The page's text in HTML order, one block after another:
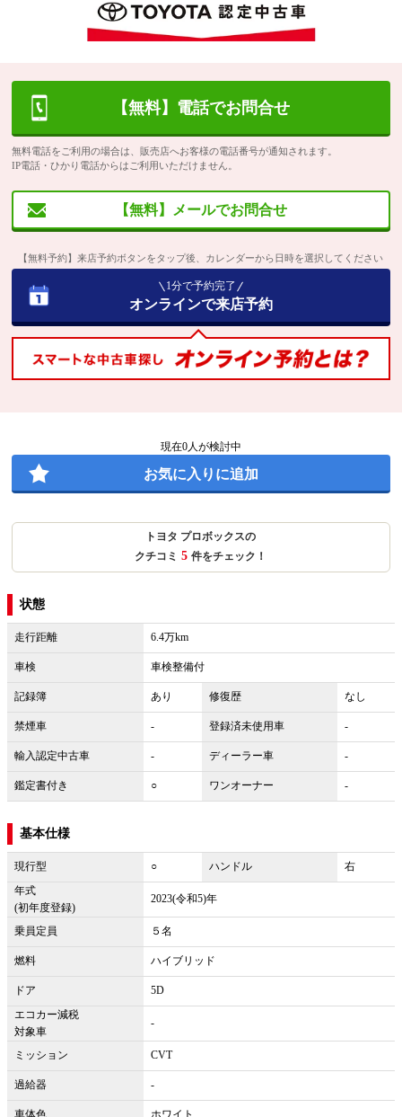
【無料】電話でお問合せ
無料電話をご利用の場合は、販売店へお客様の電話番号が通知されます。
IP電話・ひかり電話からはご利用いただけません。
【無料】メールでお問合せ
【無料予約】来店予約ボタンをタップ後、カレンダーから日時を選択してください
1分で予約完了
オンラインで来店予約
現在0人が検討中
お気に入りに追加
トヨタ プロボックスの
クチコミ 5 件をチェック！
状態
走行距離 6.4万km
車検 車検整備付
記録簿 あり 修復歴 なし
禁煙車 - 登録済未使用車 -
輸入認定中古車 - ディーラー車 -
鑑定書付き ○ ワンオーナー -
基本仕様
現行型 ○ ハンドル
右
年式
(初年度登録)
2023(令和5)年
乗員定員 ５名
燃料 ハイブリッド
ドア
5D
エコカー減税
対象車
-
ミッション CVT
過給器 -
車体色 ホワイト